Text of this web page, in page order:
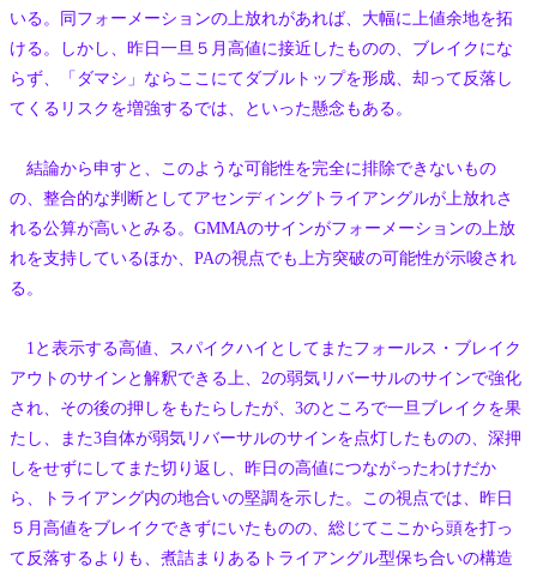
いる。同フォーメーションの上放れがあれば、大幅に上値余地を拓
ける。しかし、昨日一旦５月高値に接近したものの、ブレイクにな
らず、「ダマシ」ならここにてダブルトップを形成、却って反落し
てくるリスクを増強するでは、といった懸念もある。
結論から申すと、このような可能性を完全に排除できないもの
の、整合的な判断としてアセンディングトライアングルが上放れさ
れる公算が高いとみる。GMMAのサインがフォーメーションの上放
れを支持しているほか、PAの視点でも上方突破の可能性が示唆され
る。
1と表示する高値、スパイクハイとしてまたフォールス・ブレイク
アウトのサインと解釈できる上、2の弱気リバーサルのサインで強化
され、その後の押しをもたらしたが、3のところで一旦ブレイクを果
たし、また3自体が弱気リバーサルのサインを点灯したものの、深押
しをせずにしてまた切り返し、昨日の高値につながったわけだか
ら、トライアング内の地合いの堅調を示した。この視点では、昨日
５月高値をブレイクできずにいたものの、総じてここから頭を打っ
て反落するよりも、煮詰まりあるトライアングル型保ち合いの構造